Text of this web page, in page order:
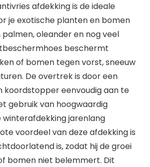
afdekking is de ideale
je exotische planten en bomen
palmen, oleander en nog veel
beschermt
of bomen tegen vorst, sneeuw
De overtrek is door een
koordstopper eenvoudig aan te
gebruik van hoogwaardig
jarenlang
voordeel van deze afdekking is
is, zodat hij de groei
bomen niet belemmert. Dit